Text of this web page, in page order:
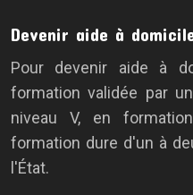
Devenir aide à
Pour devenir aide à
formation validée par
niveau V, en
formation dure d'un à
l'État.